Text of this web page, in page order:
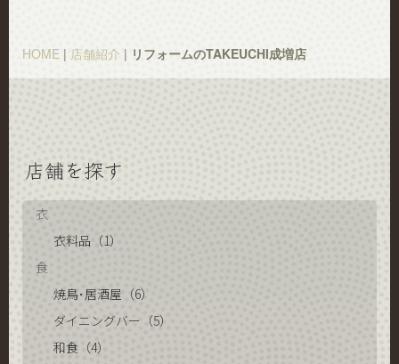
HOME | 店舗紹介 | リフォームのTAKEUCHI成増店
店舗を探す
衣
衣料品（1）
食
焼鳥･居酒屋（6）
ダイニングバー（5）
和食（4）